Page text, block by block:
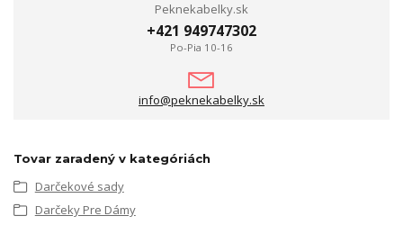
Peknekabelky.sk
+421 949747302
Po-Pia 10-16
info@peknekabelky.sk
Tovar zaradený v kategóriách
Darčekové sady
Darčeky Pre Dámy